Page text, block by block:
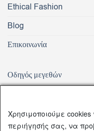
Ethical Fashion
Blog
Επικοινωνία
Οδηγός μεγεθών
Παράδοση – Αλλαγή –
Χρησιμοποιούμε
περιήγησής σας, να